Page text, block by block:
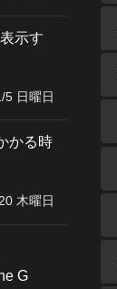
示す
5 日曜日
かる時
木曜日
G